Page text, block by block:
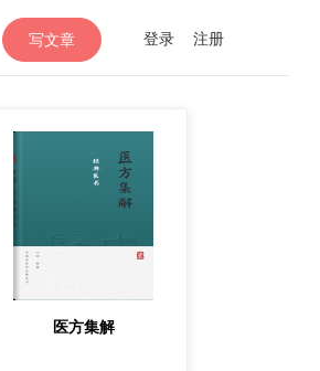
写文章 登录 注册
医方集解